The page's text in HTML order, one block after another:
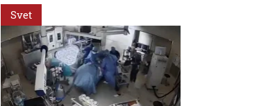
Svet